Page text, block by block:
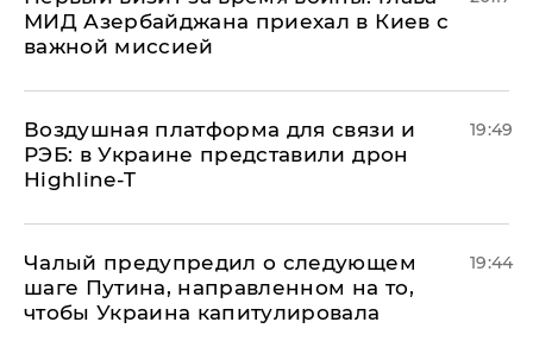
МИД Азербайджана приехал в Киев с
важной миссией
Воздушная платформа для связи и
РЭБ: в Украине представили дрон
Highline-T
19:49
Чалый предупредил о следующем
шаге Путина, направленном на то,
чтобы Украина капитулировала
19:44